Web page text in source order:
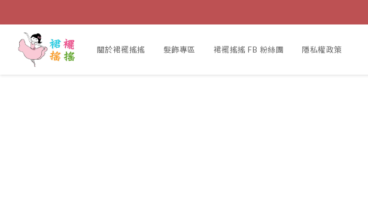
關於裙襬搖搖 髮飾專區 裙襬搖搖 FB 粉絲團 隱私權政策